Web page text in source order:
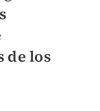
de los